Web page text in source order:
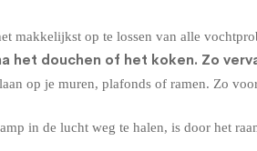
makkelijkst op te lossen van alle
het douchen of het koken. Zo
op je muren, plafonds of ramen. Zo
in de lucht weg te halen, is door het